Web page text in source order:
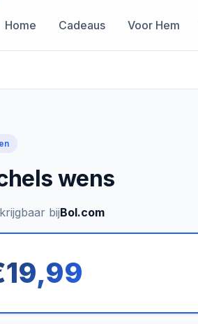
Home Cadeaus Voor Hem
wens
bijBol.com